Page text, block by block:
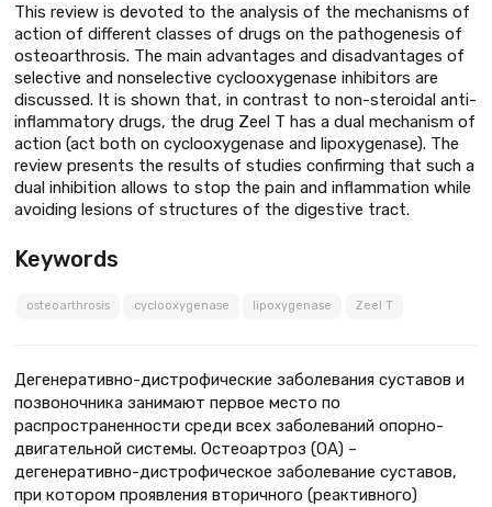
This review is devoted to the analysis of the mechanisms of
action of different classes of drugs on the pathogenesis of
osteoarthrosis. The main advantages and disadvantages of
selective and nonselective cyclooxygenase inhibitors are
discussed. It is shown that, in contrast to non-steroidal anti-
inflammatory drugs, the drug Zeel T has a dual mechanism of
action (act both on cyclooxygenase and lipoxygenase). The
review presents the results of studies confirming that such a
dual inhibition allows to stop the pain and inflammation while
avoiding lesions of structures of the digestive tract.
Keywords
osteoarthrosis cyclooxygenase lipoxygenase Zeel T
Дегенеративно-дистрофические заболевания суставов и
позвоночника занимают первое место по
распространенности среди всех заболеваний опорно-
двигательной системы. Остеоартроз (ОА) –
дегенеративно-дистрофическое заболевание суставов,
при котором проявления вторичного (реактивного)